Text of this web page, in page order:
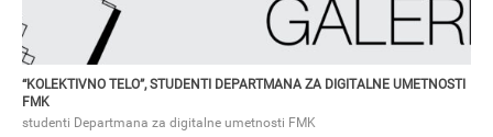
“KOLEKTIVNO TELO”, STUDENTI DEPARTMANA ZA DIGITALNE UMETNOSTI
FMK
studenti Departmana za digitalne umetnosti FMK